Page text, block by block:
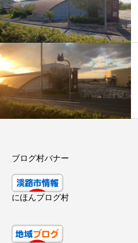
ブログ村バナー
にほんブログ村